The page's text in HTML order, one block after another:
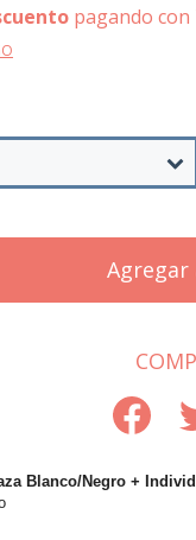
pagando
Blanco/Negro +